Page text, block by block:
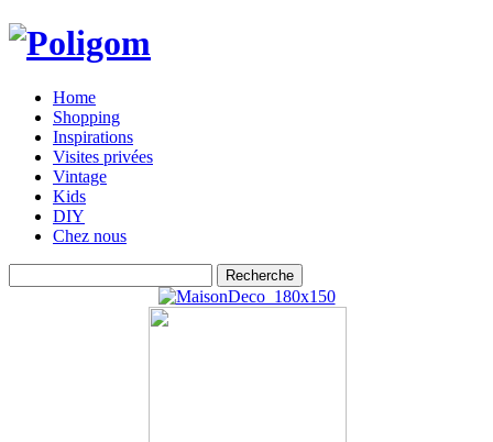
Home
Shopping
Inspirations
Visites privées
Vintage
Kids
DIY
Chez nous